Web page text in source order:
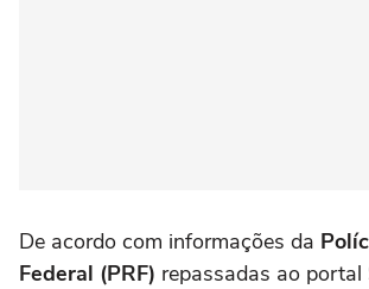
De acordo com informações da
Federal (PRF) repassadas ao portal